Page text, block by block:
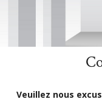
Jeux Vidéo
Veuillez nous